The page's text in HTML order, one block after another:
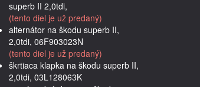
superb II 2,0tdi,
(tento diel je už predaný)
alternátor na škodu superb II,
2,0tdi, 06F903023N
(tento diel je už predaný)
škrtiaca klapka na škodu superb II,
2,0tdi, 03L128063K